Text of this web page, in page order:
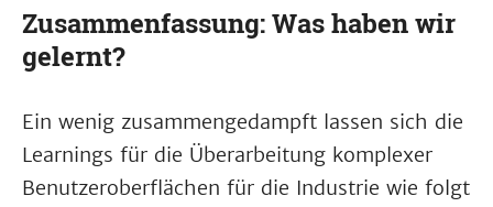
Zusammenfassung: Was haben wir
gelernt?
Ein wenig zusammengedampft lassen sich die
Learnings für die Überarbeitung komplexer
Benutzeroberflächen für die Industrie wie folgt